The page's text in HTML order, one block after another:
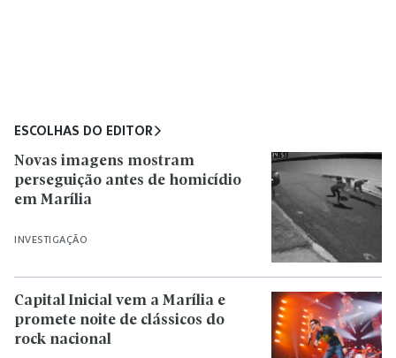
ESCOLHAS DO EDITOR
INVESTIGAÇÃO
Novas imagens mostram
perseguição antes de homicídio
em Marília
Capital Inicial vem a Marília e
promete noite de clássicos do
rock nacional